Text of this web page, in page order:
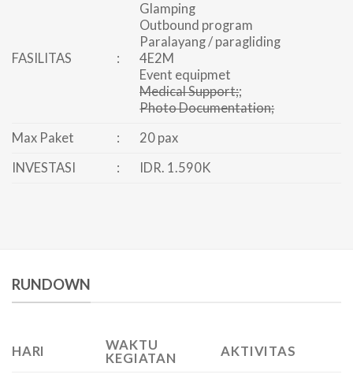
FASILITAS :
Glamping
Outbound program
Paralayang / paragliding
4E2M
Event equipmet
Medical Support;;
Photo Documentation;
Max Paket
:
20 pax
INVESTASI
: IDR. 1.590K
RUNDOWN
HARI
WAKTU
KEGIATAN
AKTIVITAS